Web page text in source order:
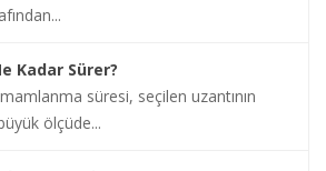
Kadar Sürer?
süresi, seçilen uzantının
ölçüde...